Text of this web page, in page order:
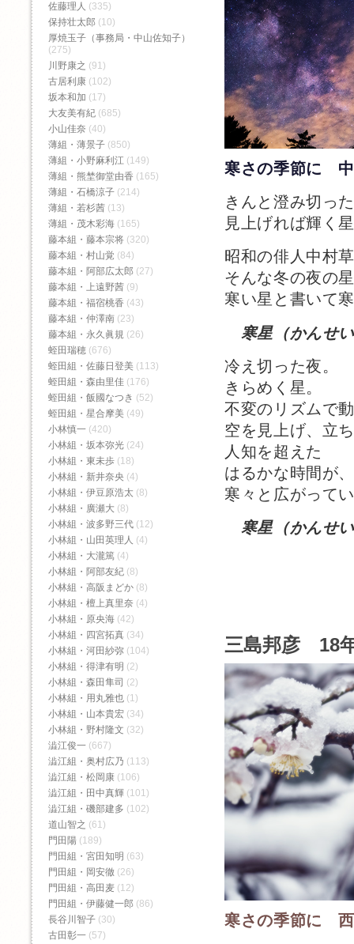
寒さの季節に
きんと澄み切っ
見上げれば輝く
昭和の俳人中村
そんな冬の夜の
寒い星と書いて
寒星（かんせ
冷え切った夜。
きらめく星。
不変のリズムで
空を見上げ、立
人知を超えた
はるかな時間が
寒々と広がって
寒星（かんせ
三島邦彦 18
寒さの季節に
佐藤理人 (335)
保持壮太郎 (10)
厚焼玉子（事務局・中山佐知子）
(275)
川野康之 (91)
古居利康 (102)
坂本和加 (17)
大友美有紀 (685)
小山佳奈 (40)
薄組・薄景子 (850)
薄組・小野麻利江 (149)
薄組・熊埜御堂由香 (165)
薄組・石橋涼子 (214)
薄組・若杉茜 (13)
薄組・茂木彩海 (165)
藤本組・藤本宗将 (320)
藤本組・村山覚 (84)
藤本組・阿部広太郎 (27)
藤本組・上遠野茜 (9)
藤本組・福宿桃香‬ (43)
藤本組・仲澤南 (23)
藤本組・永久眞規 (26)
蛭田瑞穂 (676)
蛭田組・佐藤日登美 (113)
蛭田組・森由里佳 (176)
蛭田組・飯國なつき (52)
蛭田組・星合摩美 (49)
小林慎一 (420)
小林組・坂本弥光 (24)
小林組・東未歩 (18)
小林組・新井奈央 (4)
小林組・伊豆原浩太 (8)
小林組・廣瀬大 (8)
小林組・波多野三代 (12)
小林組・山田英理人 (4)
小林組・大瀧篤 (4)
小林組・阿部友紀 (8)
小林組・高阪まどか (8)
小林組・檀上真里奈 (4)
小林組・原央海 (42)
小林組・四宮拓真 (34)
小林組・河田紗弥 (104)
小林組・得津有明 (2)
小林組・森田隼司 (2)
小林組・用丸雅也 (1)
小林組・山本貴宏 (34)
小林組・野村隆文 (32)
澁江俊一 (667)
澁江組・奥村広乃 (113)
澁江組・松岡康 (106)
澁江組・田中真輝 (101)
澁江組・磯部建多 (102)
道山智之 (61)
門田陽 (189)
門田組・宮田知明 (63)
門田組・岡安徹 (26)
門田組・高田麦 (12)
門田組・伊藤健一郎 (86)
長谷川智子 (30)
古田彰一 (57)